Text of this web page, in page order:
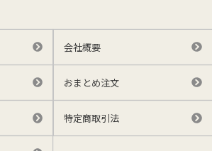
会社概要
おまとめ注文
特定商取引法